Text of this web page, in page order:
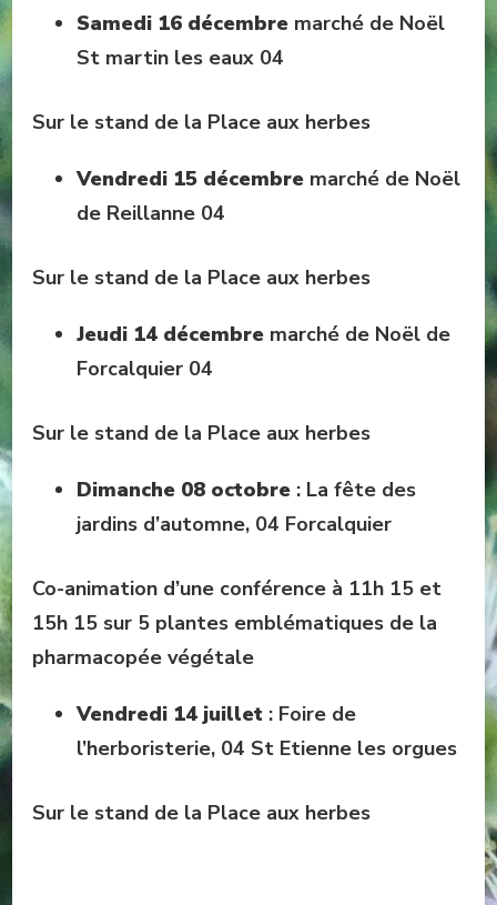
Samedi 16 décembre marché de Noël
St martin les eaux 04
Sur le stand de la Place aux herbes
Vendredi 15 décembre marché de Noël
de Reillanne 04
Sur le stand de la Place aux herbes
Jeudi 14 décembre marché de Noël de
Forcalquier 04
Sur le stand de la Place aux herbes
Dimanche 08 octobre : La fête des
jardins d’automne, 04 Forcalquier
Co-animation d’une conférence à 11h 15 et
15h 15 sur 5 plantes emblématiques de la
pharmacopée végétale
Vendredi 14 juillet : Foire de
l’herboristerie, 04 St Etienne les orgues
Sur le stand de la Place aux herbes